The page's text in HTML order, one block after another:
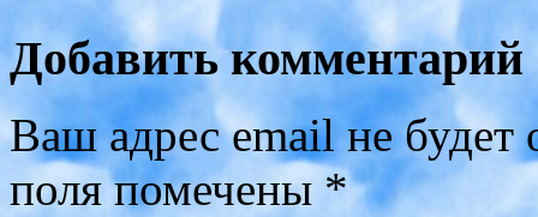
Добавить комментарий
Ваш адрес email не будет
поля помечены *